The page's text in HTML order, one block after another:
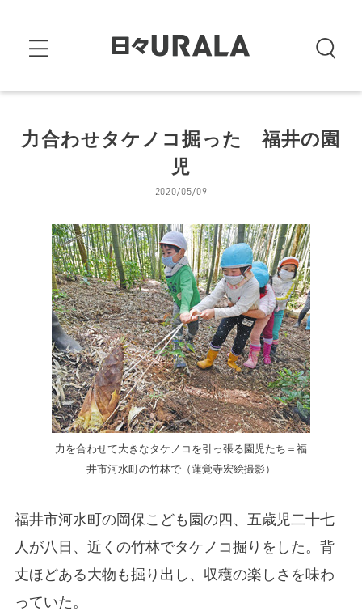
力合わせタケノコ掘った 福井の園
児
2020/05/09
力を合わせて大きなタケノコを引っ張る園児たち＝福
井市河水町の竹林で（蓮覚寺宏絵撮影）
福井市河水町の岡保こども園の四、五歳児二十七
人が八日、近くの竹林でタケノコ掘りをした。背
丈ほどある大物も掘り出し、収穫の楽しさを味わ
っていた。